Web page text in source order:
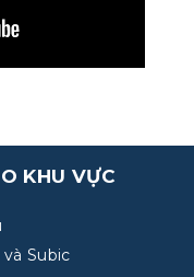
KHU VỰC
và Subic